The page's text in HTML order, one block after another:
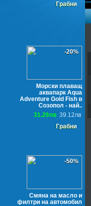
Грабни
-20%
Морски плаващ
аквапарк Aqua
Adventure Gold Fish в
Созопол - най..
31.29лв 39.12лв
Грабни
-50%
Смяна на масло и
филтри на автомобил